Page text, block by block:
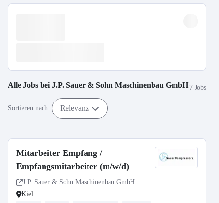
Alle Jobs bei J.P. Sauer & Sohn Maschinenbau GmbH 7 Jobs
Sortieren nach Relevanz
Mitarbeiter Empfang /
Empfangsmitarbeiter (m/w/d)
J.P. Sauer & Sohn Maschinenbau GmbH
Kiel